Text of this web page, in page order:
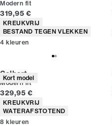
Modern fit
Huidige prijs
319,95 €
Producteigenschappen
KREUKVRIJ
BESTAND TEGEN VLEKKEN
4 kleuren
Kort model
Colbert
Modern fit
Huidige prijs
329,95 €
Producteigenschappen
KREUKVRIJ
WATERAFSTOTEND
8 kleuren